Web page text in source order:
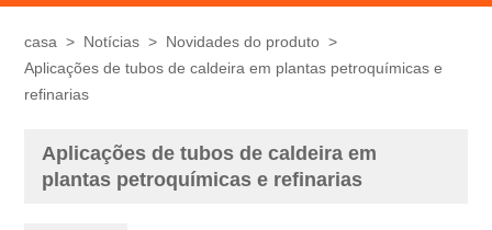
casa > Notícias > Novidades do produto >
Aplicações de tubos de caldeira em plantas petroquímicas e
refinarias
Aplicações de tubos de caldeira em
plantas petroquímicas e refinarias